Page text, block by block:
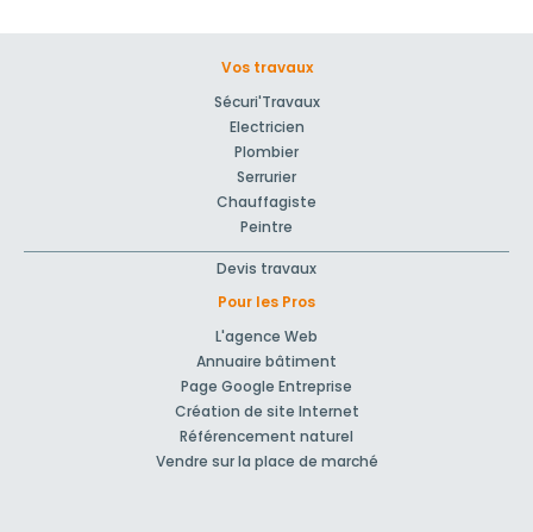
Vos travaux
Sécuri'Travaux
Electricien
Plombier
Serrurier
Chauffagiste
Peintre
Devis travaux
Pour les Pros
L'agence Web
Annuaire bâtiment
Page Google Entreprise
Création de site Internet
Référencement naturel
Vendre sur la place de marché